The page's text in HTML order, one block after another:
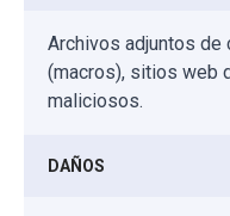
Archivos adjuntos
(macros), sitios web
maliciosos.
DAÑOS